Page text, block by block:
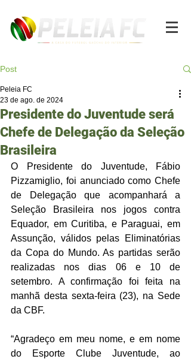
Post
Presidente do Juventude será
Chefe de Delegação da Seleção
Brasileira
Peleia FC
23 de ago. de 2024
O Presidente do Juventude, Fábio
Pizzamiglio, foi anunciado como Chefe
de Delegação que acompanhará a
Seleção Brasileira nos jogos contra
Equador, em Curitiba, e Paraguai, em
Assunção, válidos pelas Eliminatórias
da Copa do Mundo. As partidas serão
realizadas nos dias 06 e 10 de
setembro. A confirmação foi feita na
manhã desta sexta-feira (23), na Sede
da CBF.
“Agradeço em meu nome, e em nome
do Esporte Clube Juventude, ao